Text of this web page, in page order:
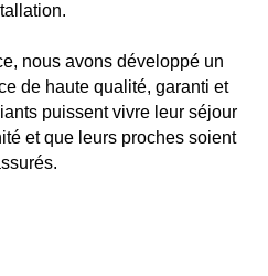
nous avons développé un
de haute qualité, garanti et
puissent vivre leur séjour
et que leurs proches soient